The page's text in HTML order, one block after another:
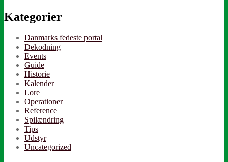
Kategorier
Danmarks fedeste portal
Dekodning
Events
Guide
Historie
Kalender
Lore
Operationer
Reference
Spilændring
Tips
Udstyr
Uncategorized